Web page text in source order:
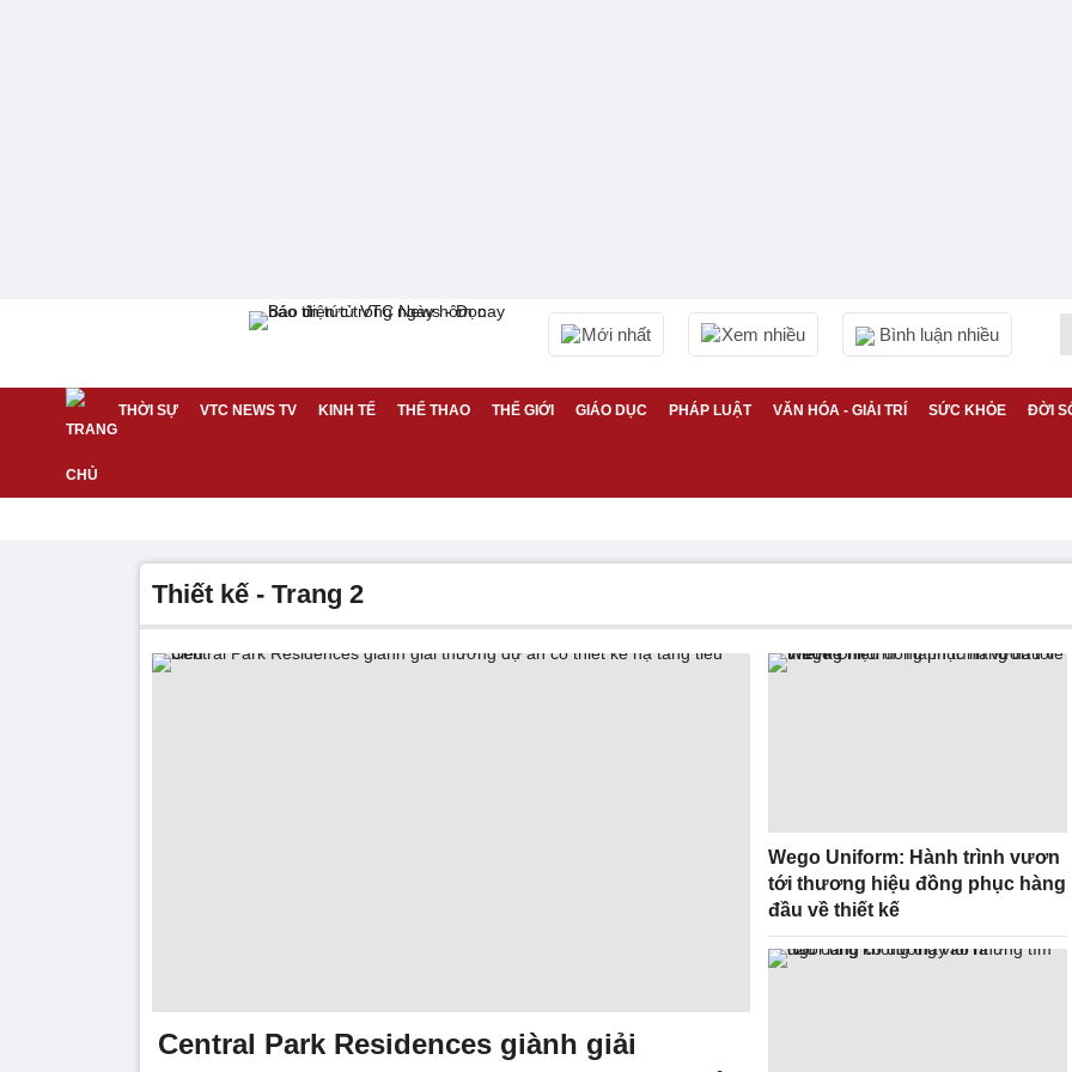
Mới nhất Xem nhiều Bình luận nhiều
THỜI SỰ VTC NEWS TV KINH TẾ THỂ THAO THẾ GIỚI GIÁO DỤC PHÁP LUẬT VĂN HÓA - GIẢI TRÍ SỨC KHỎE ĐỜI
thiết kế - Trang 2
Central Park Residences giành giải
Wego Uniform: Hành trình vươn
tới thương hiệu đồng phục hàng
đầu về thiết kế